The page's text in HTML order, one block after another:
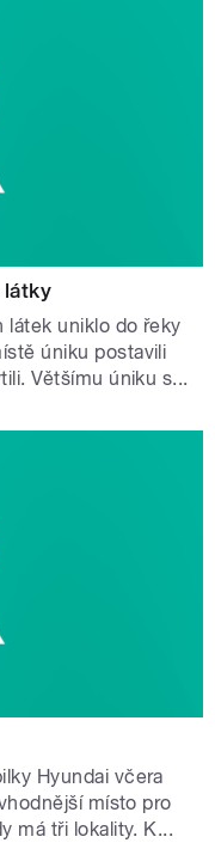
látky
uniklo do řeky
úniku postavili
Většímu úniku s...
Hyundai včera
místo pro
má tři lokality. K...